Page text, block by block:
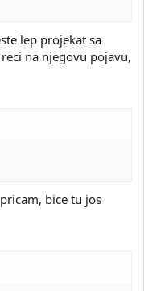
lep projekat sa
na njegovu pojavu,
bice tu jos